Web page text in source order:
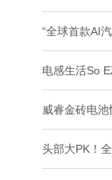
“全球首款AI
电感生活So
威睿金砖电
头部大PK！